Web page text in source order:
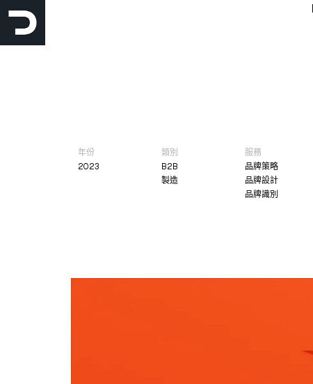
跳
主
年份
2023
類別
B2B
製造
服務
品牌策略
品牌設計
品牌識別